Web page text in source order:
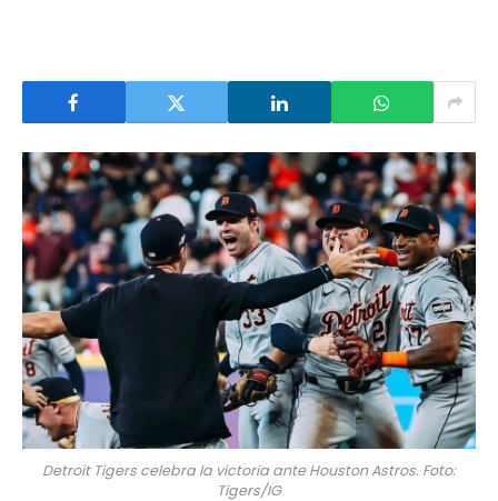
Detroit Tigers celebra la victoria ante Houston Astros. Foto:
Tigers/IG